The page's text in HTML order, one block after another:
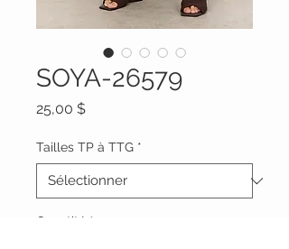
SOYA-26579
25,00 $Prix
Tailles TP à TTG *
Quantité *